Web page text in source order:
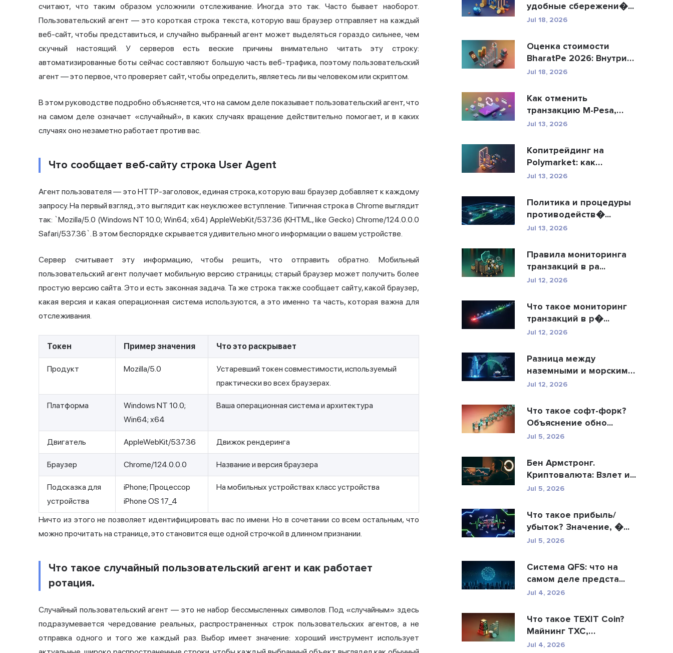
считают, что таким образом усложнили отслеживание. Иногда это так. Часто бывает наоборот.
Пользовательский агент — это короткая строка текста, которую ваш браузер отправляет на каждый
веб-сайт, чтобы представиться, и случайно выбранный агент может выделяться гораздо сильнее, чем
скучный настоящий. У серверов есть веские причины внимательно читать эту строку:
автоматизированные боты сейчас составляют большую часть веб-трафика, поэтому пользовательский
агент — это первое, что проверяет сайт, чтобы определить, являетесь ли вы человеком или скриптом.
В этом руководстве подробно объясняется, что на самом деле показывает пользовательский агент, что
на самом деле означает «случайный», в каких случаях вращение действительно помогает, и в каких
случаях оно незаметно работает против вас.
Что сообщает веб-сайту строка User Agent
Агент пользователя — это HTTP-заголовок, единая строка, которую ваш браузер добавляет к каждому
запросу. На первый взгляд, это выглядит как неуклюжее вступление. Типичная строка в Chrome выглядит
так: `Mozilla/5.0 (Windows NT 10.0; Win64; x64) AppleWebKit/537.36 (KHTML, like Gecko) Chrome/124.0.0.0
Safari/537.36`. В этом беспорядке скрывается удивительно много информации о вашем устройстве.
Сервер считывает эту информацию, чтобы решить, что отправить обратно. Мобильный
пользовательский агент получает мобильную версию страницы; старый браузер может получить более
простую версию сайта. Это и есть законная задача. Та же строка также сообщает сайту, какой браузер,
какая версия и какая операционная система используются, а это именно та часть, которая важна для
отслеживания.
Токен Пример значения Что это раскрывает
Продукт Mozilla/5.0
Устаревший токен совместимости, используемый
практически во всех браузерах.
Платформа
Windows NT 10.0;
Win64; x64
Ваша операционная система и архитектура
Двигатель AppleWebKit/537.36 Движок рендеринга
Браузер Chrome/124.0.0.0 Название и версия браузера
Подсказка для
устройства
iPhone; Процессор
iPhone OS 17_4
На мобильных устройствах класс устройства
Ничто из этого не позволяет идентифицировать вас по имени. Но в сочетании со всем остальным, что
можно прочитать на странице, это становится еще одной строчкой в длинном признании.
Что такое случайный пользовательский агент и как работает
ротация.
Случайный пользовательский агент — это не набор бессмысленных символов. Под «случайным» здесь
подразумевается чередование реальных, распространенных строк пользовательских агентов, а не
отправка одного и того же каждый раз. Выбор имеет значение: хороший инструмент использует
удобные сбережени�...
Jul 18, 2026
Оценка стоимости
BharatPe 2026: Внутри
фин...
Jul 18, 2026
Как отменить
транзакцию M-Pesa,
отправ�...
Jul 13, 2026
Копитрейдинг на
Polymarket: как
безопасн�...
Jul 13, 2026
Политика и процедуры
противодейств�...
Jul 13, 2026
Правила мониторинга
транзакций в ра...
Jul 12, 2026
Что такое мониторинг
транзакций в р�...
Jul 12, 2026
Разница между
наземными и морскими
�...
Jul 12, 2026
Что такое софт-форк?
Объяснение обно...
Jul 5, 2026
Бен Армстронг.
Криптовалюта: Взлет и...
Jul 5, 2026
Что такое прибыль/
убыток? Значение, �...
Jul 5, 2026
Система QFS: что на
самом деле предста...
Jul 4, 2026
Что такое TEXIT Coin?
Майнинг TXC,
техничес...
Jul 4, 2026